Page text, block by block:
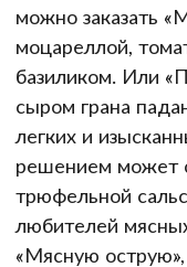
можно заказать
моцареллой,
базиликом. Или
сыром грана
легких и
решением может
трюфельной
любителей
«Мясную